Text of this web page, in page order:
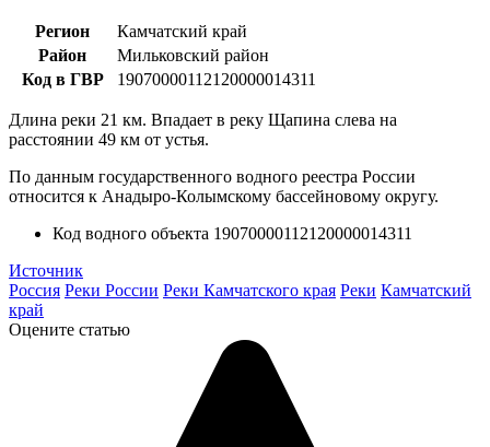
Регион
Камчатский край
Район
Мильковский район
Код в ГВР
19070000112120000014311
Длина реки 21 км. Впадает в реку Щапина слева на
расстоянии 49 км от устья.
По данным государственного водного реестра России
относится к Анадыро-Колымскому бассейновому округу.
Код водного объекта 19070000112120000014311
Источник
Россия Реки России Реки Камчатского края Реки Камчатский
край
Оцените статью